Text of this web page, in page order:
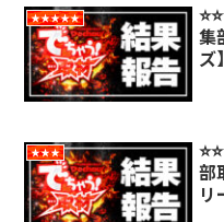
★★★★★
集
ズ
★★★
部
リ